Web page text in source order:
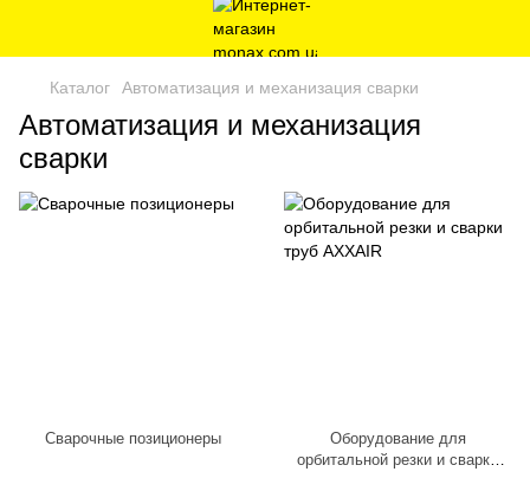
Каталог Автоматизация и механизация сварки
Автоматизация и механизация
сварки
Сварочные позиционеры
Оборудование для
орбитальной резки и сварки